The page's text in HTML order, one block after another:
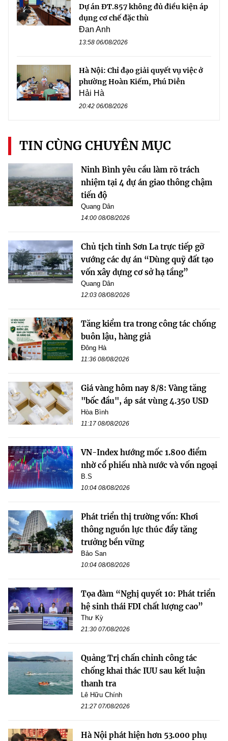
Dự án ĐT.857 không đủ điều kiện áp
dụng cơ chế đặc thù
Đan Anh
13:58 06/08/2026
Hà Nội: Chỉ đạo giải quyết vụ việc ở
phường Hoàn Kiếm, Phú Diễn
Hải Hà
20:42 06/08/2026
TIN CÙNG CHUYÊN MỤC
Ninh Bình yêu cầu làm rõ trách
nhiệm tại 4 dự án giao thông chậm
tiến độ
Quang Dân
14:00 08/08/2026
Chủ tịch tỉnh Sơn La trực tiếp gỡ
vướng các dự án “Dùng quỹ đất tạo
vốn xây dựng cơ sở hạ tầng”
Quang Dân
12:03 08/08/2026
Tăng kiểm tra trong công tác chống
buôn lậu, hàng giả
Đông Hà
11:36 08/08/2026
Giá vàng hôm nay 8/8: Vàng tăng
"bốc đầu", áp sát vùng 4.350 USD
Hòa Bình
11:17 08/08/2026
VN-Index hướng mốc 1.800 điểm
nhờ cổ phiếu nhà nước và vốn ngoại
B.S
10:04 08/08/2026
Phát triển thị trường vốn: Khơi
thông nguồn lực thúc đẩy tăng
trưởng bền vững
Bảo San
10:04 08/08/2026
Tọa đàm “Nghị quyết 10: Phát triển
hệ sinh thái FDI chất lượng cao”
Thư Kỳ
21:30 07/08/2026
Quảng Trị chấn chỉnh công tác
chống khai thác IUU sau kết luận
thanh tra
Lê Hữu Chính
21:27 07/08/2026
Hà Nội phát hiện hơn 53.000 phụ